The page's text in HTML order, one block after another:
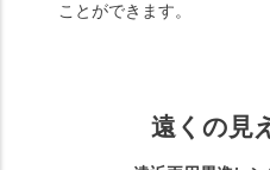
ことができます。
遠くの見